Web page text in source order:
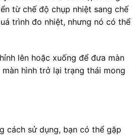
từ chế độ chụp nhiệt sang chế
trình đo nhiệt, nhưng nó có thể
lên hoặc xuống để đưa màn
hình trở lại trạng thái mong
cách sử dụng, bạn có thể gặp